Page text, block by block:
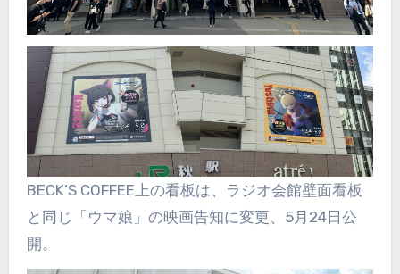
BECK’S COFFEE上の看板は、ラジオ会館壁面看板
と同じ「ウマ娘」の映画告知に変更、5月24日公
開。